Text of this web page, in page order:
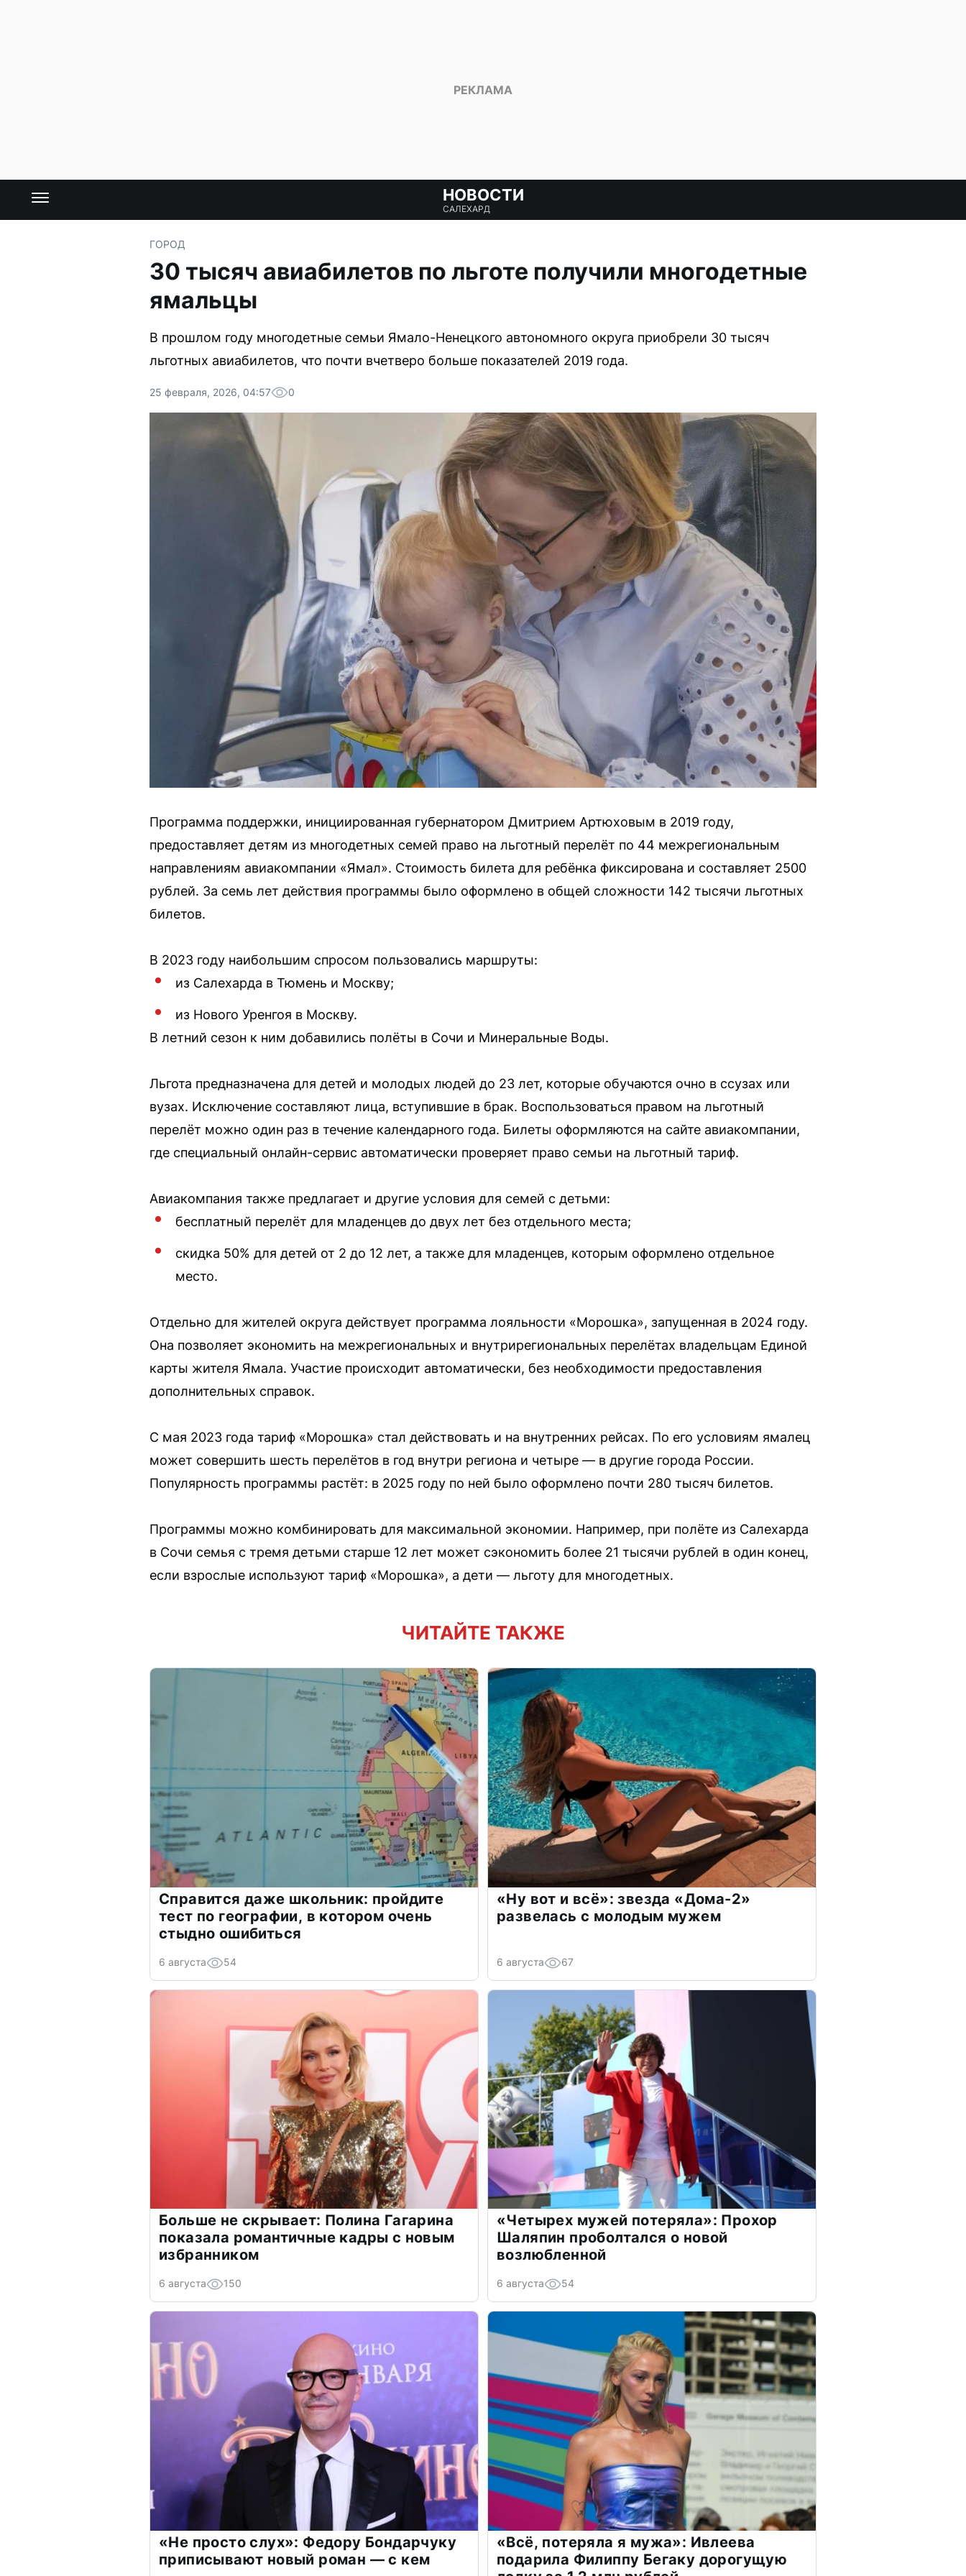
НОВОСТИ
САЛЕХАРД
ГОРОД
30 тысяч авиабилетов по льготе получили многодетные
ямальцы
В прошлом году многодетные семьи Ямало-Ненецкого автономного округа приобрели 30 тысяч
льготных авиабилетов, что почти вчетверо больше показателей 2019 года.
25 февраля, 2026, 04:57 0
Программа поддержки, инициированная губернатором Дмитрием Артюховым в 2019 году,
предоставляет детям из многодетных семей право на льготный перелёт по 44 межрегиональным
направлениям авиакомпании «Ямал». Стоимость билета для ребёнка фиксирована и составляет 2500
рублей. За семь лет действия программы было оформлено в общей сложности 142 тысячи льготных
билетов.
В 2023 году наибольшим спросом пользовались маршруты:
из Салехарда в Тюмень и Москву;
из Нового Уренгоя в Москву.
В летний сезон к ним добавились полёты в Сочи и Минеральные Воды.
Льгота предназначена для детей и молодых людей до 23 лет, которые обучаются очно в ссузах или
вузах. Исключение составляют лица, вступившие в брак. Воспользоваться правом на льготный
перелёт можно один раз в течение календарного года. Билеты оформляются на сайте авиакомпании,
где специальный онлайн-сервис автоматически проверяет право семьи на льготный тариф.
Авиакомпания также предлагает и другие условия для семей с детьми:
бесплатный перелёт для младенцев до двух лет без отдельного места;
скидка 50% для детей от 2 до 12 лет, а также для младенцев, которым оформлено отдельное
место.
Отдельно для жителей округа действует программа лояльности «Морошка», запущенная в 2024 году.
Она позволяет экономить на межрегиональных и внутрирегиональных перелётах владельцам Единой
карты жителя Ямала. Участие происходит автоматически, без необходимости предоставления
дополнительных справок.
С мая 2023 года тариф «Морошка» стал действовать и на внутренних рейсах. По его условиям ямалец
может совершить шесть перелётов в год внутри региона и четыре — в другие города России.
Популярность программы растёт: в 2025 году по ней было оформлено почти 280 тысяч билетов.
Программы можно комбинировать для максимальной экономии. Например, при полёте из Салехарда
в Сочи семья с тремя детьми старше 12 лет может сэкономить более 21 тысячи рублей в один конец,
если взрослые используют тариф «Морошка», а дети — льготу для многодетных.
ЧИТАЙТЕ ТАКЖЕ
Справится даже школьник: пройдите
тест по географии, в котором очень
стыдно ошибиться
6 августа 54
«Ну вот и всё»: звезда «Дома-2»
развелась с молодым мужем
6 августа 67
Больше не скрывает: Полина Гагарина
показала романтичные кадры с новым
избранником
6 августа 150
«Четырех мужей потеряла»: Прохор
Шаляпин проболтался о новой
возлюбленной
6 августа 54
«Не просто слух»: Федору Бондарчуку
приписывают новый роман — с кем
«Всё, потеряла я мужа»: Ивлеева
подарила Филиппу Бегаку дорогущую